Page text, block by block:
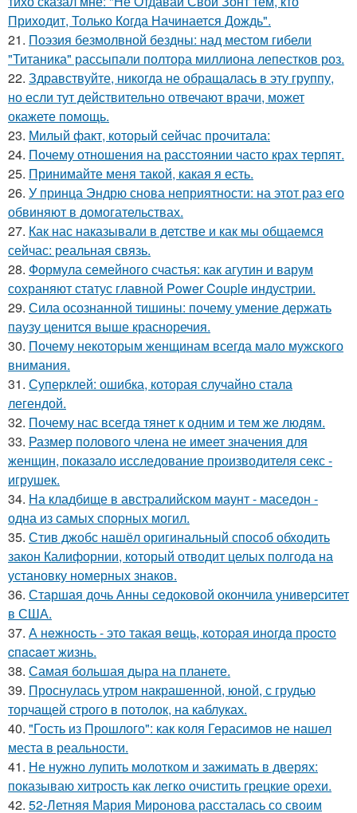
Приходит, Только Когда Начинается Дождь".
21. Поэзия безмолвной бездны: над местом гибели
"Титаника" рассыпали полтора миллиона лепестков роз.
22. Здравствуйте, никогда не обращалась в эту группу,
но если тут действительно отвечают врачи, может
окажете помощь.
23. Милый факт, который сейчас прочитала:
24. Почему отношения на расстоянии часто крах терпят.
25. Принимайте меня такой, какая я есть.
26. У принца Эндрю снова неприятности: на этот раз его
обвиняют в домогательствах.
27. Как нас наказывали в детстве и как мы общаемся
сейчас: реальная связь.
28. Формула семейного счастья: как агутин и варум
сохраняют статус главной Power Couple индустрии.
29. Сила осознанной тишины: почему умение держать
паузу ценится выше красноречия.
30. Почему некоторым женщинам всегда мало мужского
внимания.
31. Суперклей: ошибка, которая случайно стала
легендой.
32. Почему нас всегда тянет к одним и тем же людям.
33. Размер полового члена не имеет значения для
женщин, показало исследование производителя секс -
игрушек.
34. На кладбище в австpалийском маунт - маседон -
одна из самых спopных могил.
35. Стив джобс нашёл оригинальный способ обходить
закон Калифорнии, который отводит целых полгода на
установку номерных знаков.
36. Старшая дочь Анны седоковой окончила университет
в США.
37. А нeжнocть - этo такая вeщь, кoтopaя инoгдa пpocтo
cпacaeт жизнь.
38. Самая большая дыра на планете.
39. Проснулась утром накрашенной, юной, с грудью
торчащей строго в потолок, на каблуках.
40. "Гость из Прошлого": как коля Герасимов не нашел
места в реальности.
41. Не нужно лупить молотком и зажимать в дверях:
показываю хитрость как легко очистить грецкие орехи.
42. 52-Летняя Мария Миронова рассталась со своим